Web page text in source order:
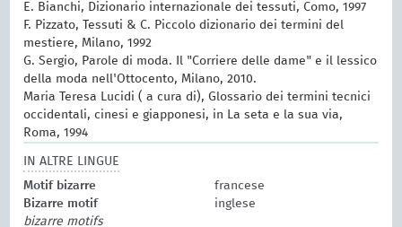
E. Bianchi, Dizionario internazionale dei tessuti, Como, 1997
F. Pizzato, Tessuti & C. Piccolo dizionario dei termini del
mestiere, Milano, 1992
G. Sergio, Parole di moda. Il "Corriere delle dame" e il lessico
della moda nell'Ottocento, Milano, 2010.
Maria Teresa Lucidi ( a cura di), Glossario dei termini tecnici
occidentali, cinesi e giapponesi, in La seta e la sua via,
Roma, 1994
IN ALTRE LINGUE
Motif bizarre
francese
Bizarre motif
inglese
bizarre motifs